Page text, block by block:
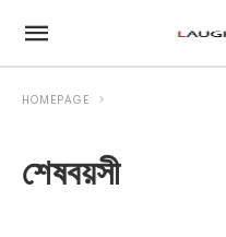
HOMEPAGE
শেষবয়সী